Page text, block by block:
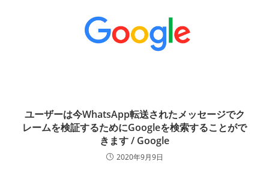
ユーザーは今WhatsApp転送されたメッセージでク
レームを検証するためにGoogleを検索することがで
きます / Google
2020年9月9日